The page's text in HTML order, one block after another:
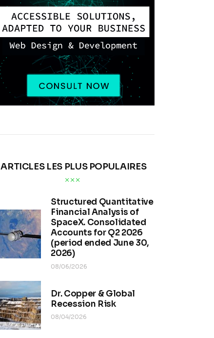
ARTICLES LES PLUS POPULAIRES
Structured Quantitative
Financial Analysis of
SpaceX. Consolidated
Accounts for Q2 2026
(period ended June 30,
2026)
08/06/2026
Dr. Copper & Global
Recession Risk
08/04/2026